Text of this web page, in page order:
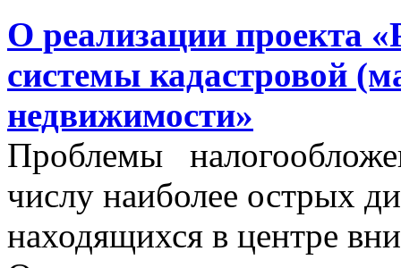
О реализации проекта
системы кадастровой
недвижимости»
Проблемы
числу наиболее острых
находящихся в центре